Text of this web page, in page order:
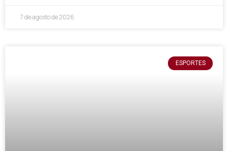
7 de agosto de 2026
ESPORTES